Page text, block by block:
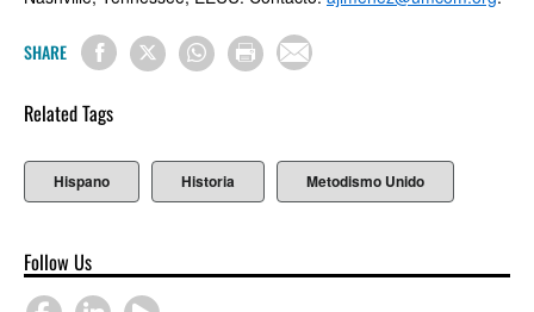
SHARE
Related Tags
Hispano Historia Metodismo Unido
Follow Us